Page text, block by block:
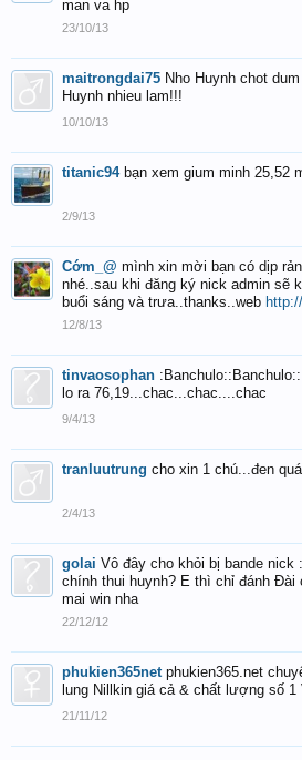
man va hp
23/10/13
maitrongdai75 Nho Huynh chot
Huynh nhieu lam!!!
10/10/13
titanic94 bạn xem gium minh 25,52
2/9/13
Cớm_@ mình xin mời bạn có dịp
nhé..sau khi đăng ký nick admin sẽ
buổi sáng và trưa..thanks..web
12/8/13
tinvaosophan
lo ra 76,19...chac...chac....chac
9/4/13
tranluutrung cho xin 1 chú...đen
2/4/13
golai Vô đây cho khỏi bị bande
chính thui huynh? E thì chỉ đánh Đài
mai win nha
22/12/12
phukien365net phukien365.net
lung Nillkin giá cả & chất lượng số 1
21/11/12